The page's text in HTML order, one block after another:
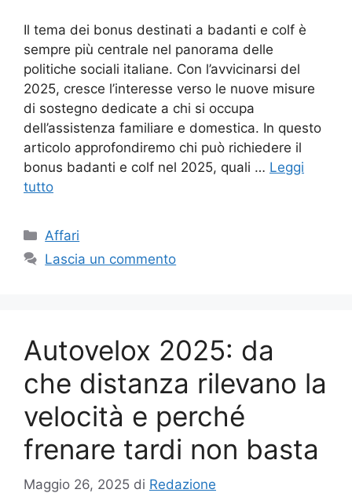
Il tema dei bonus destinati a badanti e colf è
sempre più centrale nel panorama delle
politiche sociali italiane. Con l’avvicinarsi del
2025, cresce l’interesse verso le nuove misure
di sostegno dedicate a chi si occupa
dell’assistenza familiare e domestica. In questo
articolo approfondiremo chi può richiedere il
bonus badanti e colf nel 2025, quali … Leggi
tutto
Categorie
Affari
Lascia un commento
Autovelox 2025: da
che distanza rilevano la
velocità e perché
frenare tardi non basta
Maggio 26, 2025 di Redazione